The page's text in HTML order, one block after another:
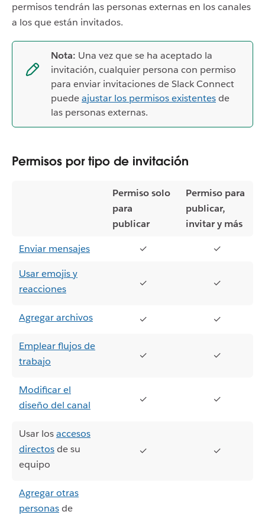
permisos tendrán las personas externas en los canales
a los que están invitados.
Nota: Una vez que se ha aceptado la
invitación, cualquier persona con permiso
para enviar invitaciones de Slack Connect
puedeajustar los permisos existentesde
las personas externas.
Permisos por tipo de invitación
Permiso solo
para
publicar
Permiso para
publicar,
invitar y más
Enviar mensajes
✓
✓
Usar emojis y
reacciones
✓ ✓
Agregar archivos ✓ ✓
Emplear flujos de
trabajo
✓ ✓
Modificar el
diseño del canal
✓ ✓
Usar losaccesos
directosde su
equipo
✓ ✓
Agregar otras
personasde